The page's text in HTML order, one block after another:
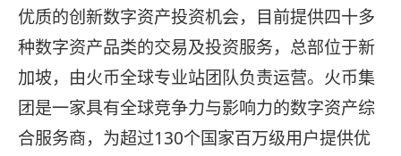
优质的创新数字资产投资机会，目前提供四十多
种数字资产品类的交易及投资服务，总部位于新
加坡，由火币全球专业站团队负责运营。火币集
团是一家具有全球竞争力与影响力的数字资产综
合服务商，为超过130个国家百万级用户提供优